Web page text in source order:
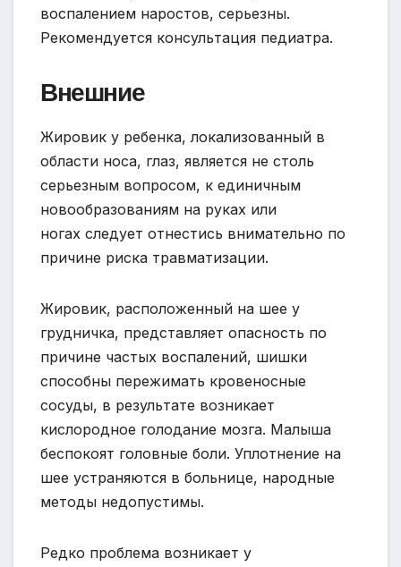
воспалением наростов, серьезны.
Рекомендуется консультация педиатра.
Внешние
Жировик у ребенка, локализованный в
области носа, глаз, является не столь
серьезным вопросом, к единичным
новообразованиям на руках или
ногах следует отнестись внимательно по
причине риска травматизации.
Жировик, расположенный на шее у
грудничка, представляет опасность по
причине частых воспалений, шишки
способны пережимать кровеносные
сосуды, в результате возникает
кислородное голодание мозга. Малыша
беспокоят головные боли. Уплотнение на
шее устраняются в больнице, народные
методы недопустимы.
Редко проблема возникает у